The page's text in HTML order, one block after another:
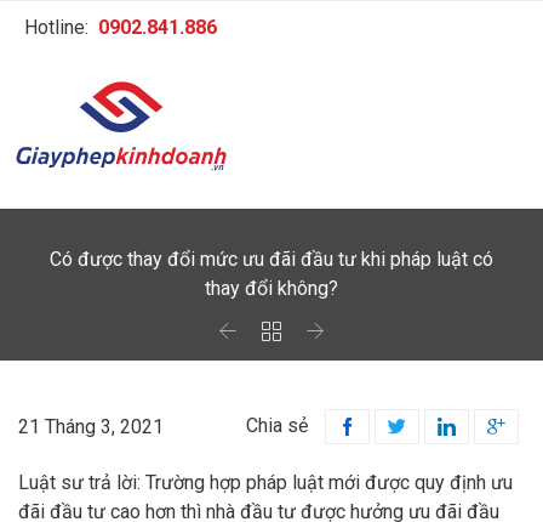
Hotline: 0902.841.886
Có được thay đổi mức ưu đãi đầu tư khi pháp luật có
thay đổi không?
  
21 Tháng 3, 2021 Chia sẻ    
Luật sư trả lời: Trường hợp pháp luật mới được quy định ưu
đãi đầu tư cao hơn thì nhà đầu tư được hưởng ưu đãi đầu